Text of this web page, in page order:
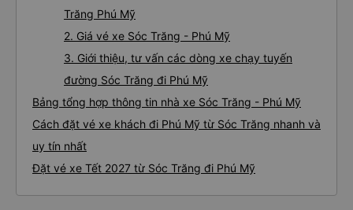
Trăng Phú Mỹ
2. Giá vé xe Sóc Trăng - Phú Mỹ
3. Giới thiệu, tư vấn các dòng xe chạy tuyến
đường Sóc Trăng đi Phú Mỹ
Bảng tổng hợp thông tin nhà xe Sóc Trăng - Phú Mỹ
Cách đặt vé xe khách đi Phú Mỹ từ Sóc Trăng nhanh và
uy tín nhất
Đặt vé xe Tết 2027 từ Sóc Trăng đi Phú Mỹ